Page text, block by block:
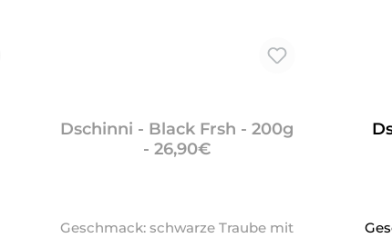
Dschinni - Black Frsh - 200g
- 26,90€
Geschmack: schwarze Traube mit